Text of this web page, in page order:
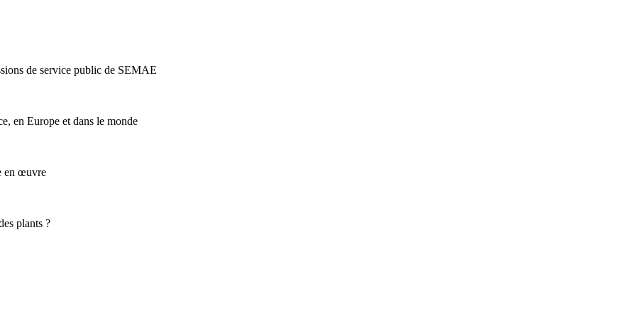
de service public de SEMAE
en Europe et dans le monde
en œuvre
plants ?